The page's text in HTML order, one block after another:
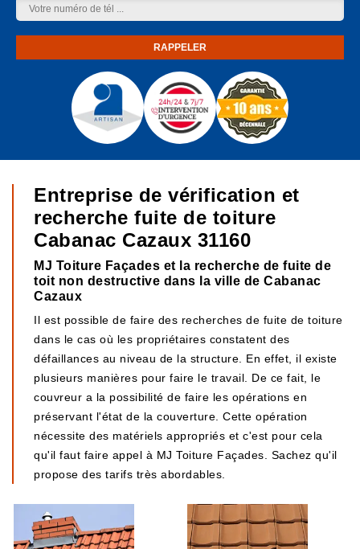
Entreprise de vérification et
recherche fuite de toiture
Cabanac Cazaux 31160
MJ Toiture Façades et la recherche de fuite de
toit non destructive dans la ville de Cabanac
Cazaux
Il est possible de faire des recherches de fuite de toiture
dans le cas où les propriétaires constatent des
défaillances au niveau de la structure. En effet, il existe
plusieurs manières pour faire le travail. De ce fait, le
couvreur a la possibilité de faire les opérations en
préservant l'état de la couverture. Cette opération
nécessite des matériels appropriés et c'est pour cela
qu'il faut faire appel à MJ Toiture Façades. Sachez qu'il
propose des tarifs très abordables.